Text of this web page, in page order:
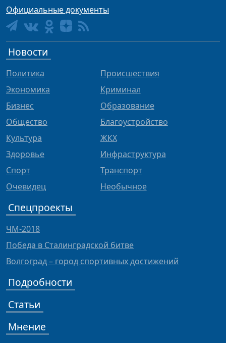
Официальные документы
Новости
Политика
Экономика
Бизнес
Общество
Культура
Здоровье
Спорт
Очевидец
Происшествия
Криминал
Образование
Благоустройство
ЖКХ
Инфраструктура
Транспорт
Необычное
Спецпроекты
ЧМ-2018
Победа в Сталинградской битве
Волгоград – город спортивных достижений
Подробности
Статьи
Мнение